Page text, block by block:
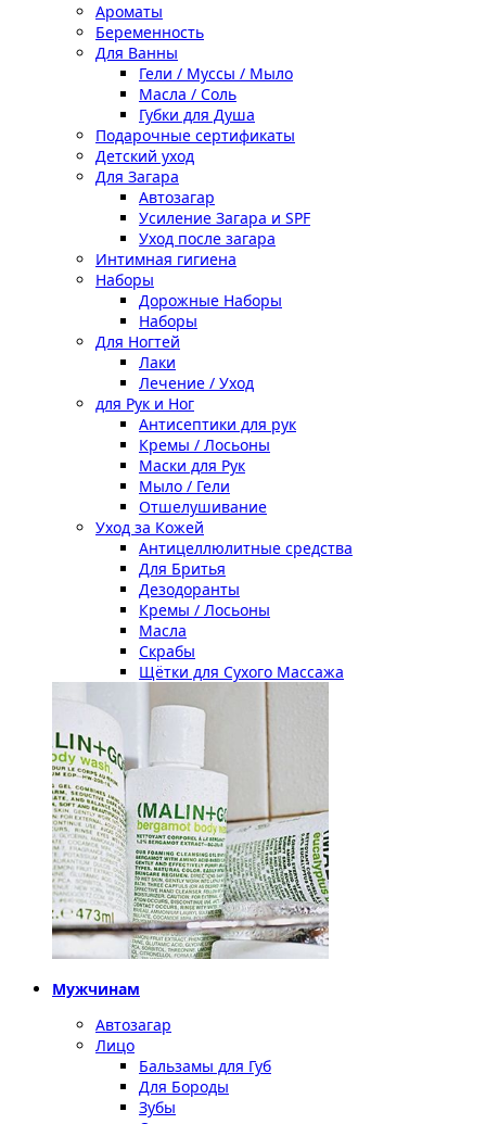
Ароматы
Беременность
Для Ванны
Гели / Муссы / Мыло
Масла / Соль
Губки для Душа
Подарочные сертификаты
Детский уход
Для Загара
Автозагар
Усиление Загара и SPF
Уход после загара
Интимная гигиена
Наборы
Дорожные Наборы
Наборы
Для Ногтей
Лаки
Лечение / Уход
для Рук и Ног
Антисептики для рук
Кремы / Лосьоны
Маски для Рук
Мыло / Гели
Отшелушивание
Уход за Кожей
Антицеллюлитные средства
Для Бритья
Дезодоранты
Кремы / Лосьоны
Масла
Скрабы
Щётки для Сухого Массажа
Мужчинам
Автозагар
Лицо
Бальзамы для Губ
Для Бороды
Зубы